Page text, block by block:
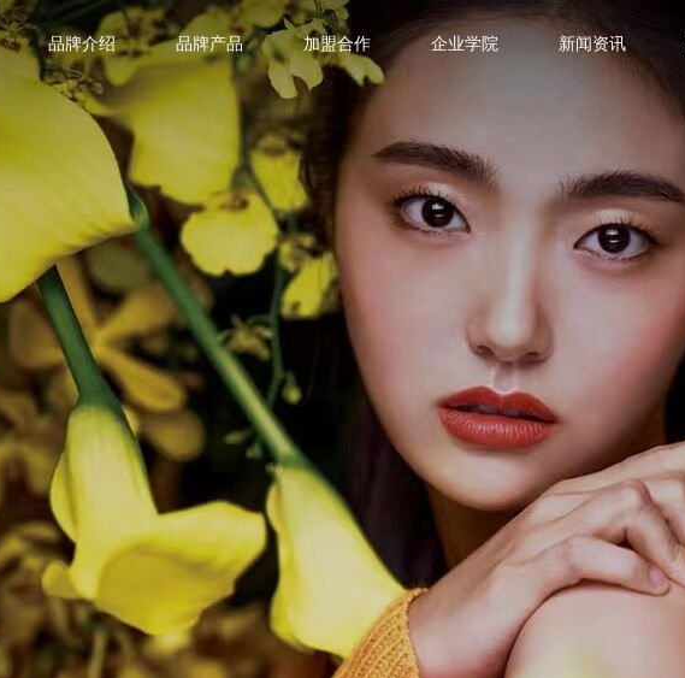
品牌介绍 品牌产品 加盟合作 企业学院 新闻资讯